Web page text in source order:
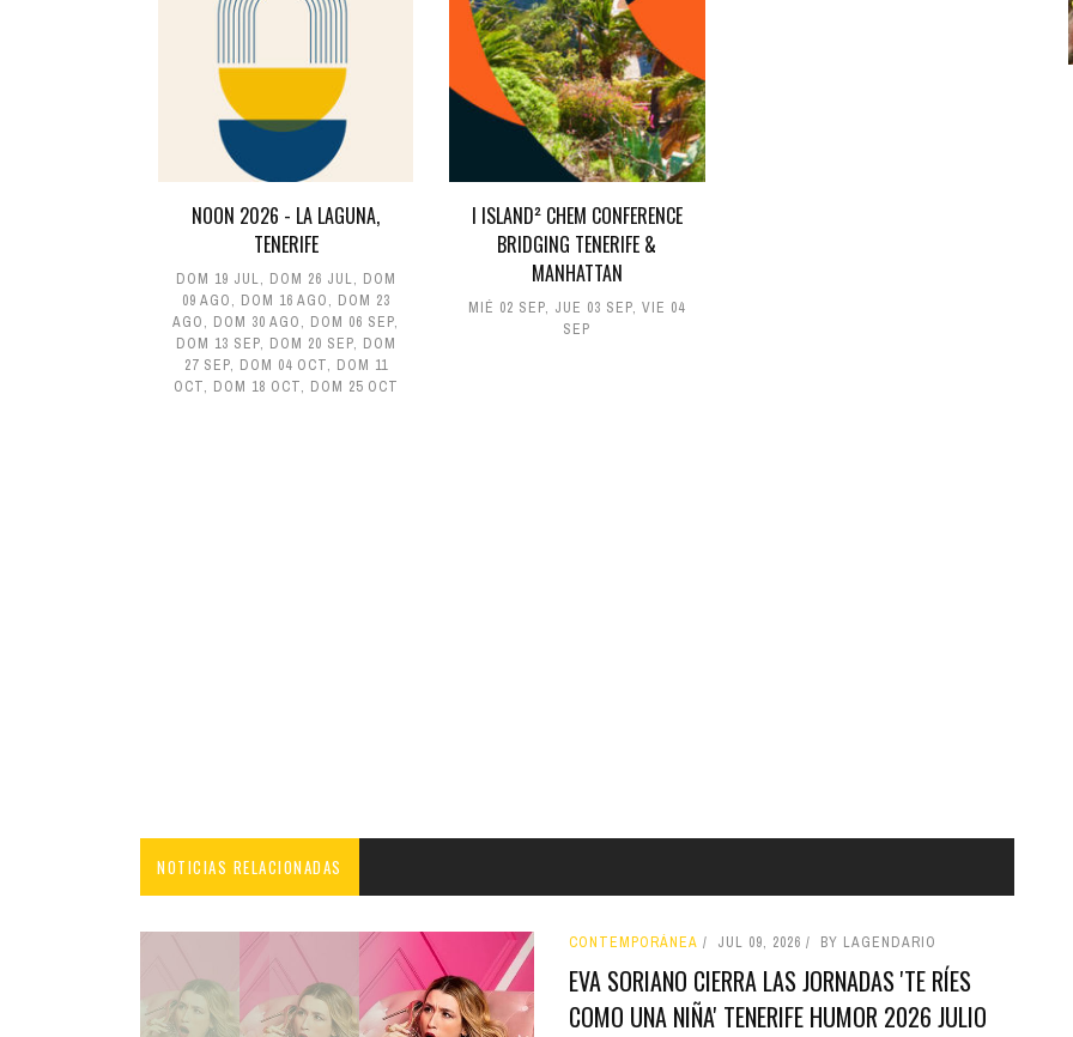
NOON 2026 - LA LAGUNA,
TENERIFE
DOM 19 JUL, DOM 26 JUL, DOM
09 AGO, DOM 16 AGO, DOM 23
AGO, DOM 30 AGO, DOM 06 SEP,
DOM 13 SEP, DOM 20 SEP, DOM
27 SEP, DOM 04 OCT, DOM 11
OCT, DOM 18 OCT, DOM 25 OCT
I ISLAND² CHEM CONFERENCE
BRIDGING TENERIFE &
MANHATTAN
MIÉ 02 SEP, JUE 03 SEP,VIE 04
SEP
NOTICIAS RELACIONADAS
CONTEMPORÁNEA JUL 09, 2026 BY LAGENDARIO
EVA SORIANO CIERRA LAS JORNADAS 'TE RÍES
COMO UNA NIÑA' TENERIFE HUMOR 2026 JULIO